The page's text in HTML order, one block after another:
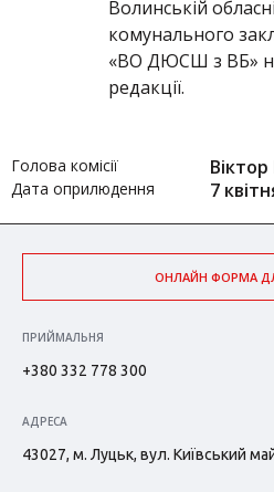
Волинській
комунального
«ВО ДЮСШ з ВБ»
редакції.
Голова комісії
Дата оприлюдення 7
ОНЛАЙН ФОРМА
ПРИЙМАЛЬНЯ
+380 332 778 300
АДРЕСА
43027, м. Луцьк, вул. Київський